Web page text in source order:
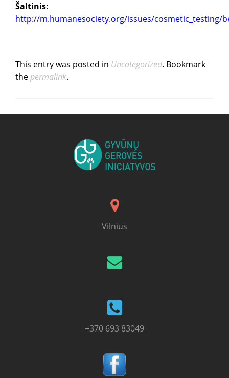
Šaltinis:
http://m.humanesociety.org/issues/cosmetic_testing/
This entry was posted in Uncategorized. Bookmark
thepermalink.
Vilnius
+370 693 83049